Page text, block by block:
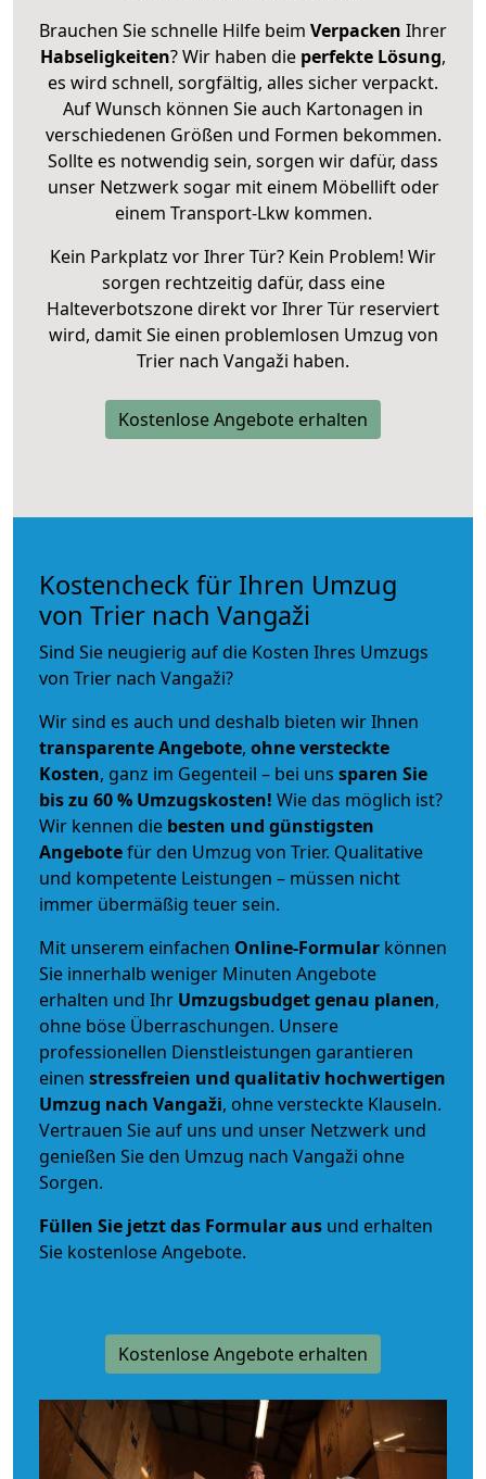
Brauchen Sie schnelle Hilfe beim Verpacken Ihrer
Habseligkeiten? Wir haben die perfekte Lösung,
es wird schnell, sorgfältig, alles sicher verpackt.
Auf Wunsch können Sie auch Kartonagen in
verschiedenen Größen und Formen bekommen.
Sollte es notwendig sein, sorgen wir dafür, dass
unser Netzwerk sogar mit einem Möbellift oder
einem Transport-Lkw kommen.
Kein Parkplatz vor Ihrer Tür? Kein Problem! Wir
sorgen rechtzeitig dafür, dass eine
Halteverbotszone direkt vor Ihrer Tür reserviert
wird, damit Sie einen problemlosen Umzug von
Trier nach Vangaži haben.
Kostenlose Angebote erhalten
Kostencheck für Ihren Umzug
von Trier nach Vangaži
Sind Sie neugierig auf die Kosten Ihres Umzugs
von Trier nach Vangaži?
Wir sind es auch und deshalb bieten wir Ihnen
transparente Angebote, ohne versteckte
Kosten, ganz im Gegenteil – bei uns sparen Sie
bis zu 60 % Umzugskosten! Wie das möglich ist?
Wir kennen die besten und günstigsten
Angebotefür den Umzug von Trier. Qualitative
und kompetente Leistungen – müssen nicht
immer übermäßig teuer sein.
Mit unserem einfachen Online-Formular können
Sie innerhalb weniger Minuten Angebote
erhalten und Ihr Umzugsbudgetgenau planen,
ohne böse Überraschungen. Unsere
professionellen Dienstleistungen garantieren
einen stressfreien und qualitativ hochwertigen
Umzug nach Vangaži, ohne versteckte Klauseln.
Vertrauen Sie auf uns und unser Netzwerk und
genießen Sie den Umzug nach Vangaži ohne
Sorgen.
Füllen Sie jetzt das Formular aus und erhalten
Sie kostenlose Angebote.
Kostenlose Angebote erhalten